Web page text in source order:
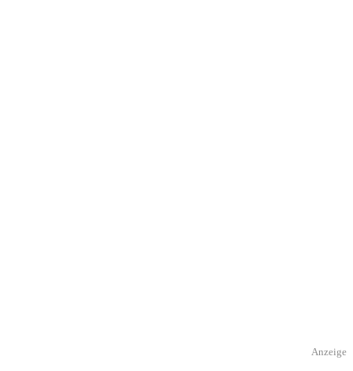
Anzeige